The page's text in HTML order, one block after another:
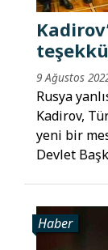
9 Ağustos
Rusya
Kadirov,
yeni bir
Devlet
Haber